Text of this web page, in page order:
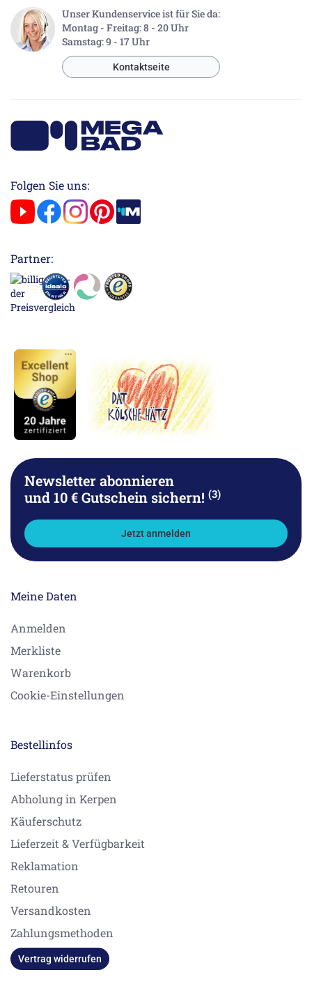
Unser Kundenservice ist für Sie da:
Montag - Freitag: 8 - 20 Uhr
Samstag: 9 - 17 Uhr
Kontaktseite
Folgen Sie uns:
Partner:
Newsletter abonnieren
und 10 € Gutschein sichern! (3)
Jetzt anmelden
Meine Daten
Anmelden
Merkliste
Warenkorb
Cookie-Einstellungen
Bestellinfos
Lieferstatus prüfen
Abholung in Kerpen
Käuferschutz
Lieferzeit & Verfügbarkeit
Reklamation
Retouren
Versandkosten
Zahlungsmethoden
Vertrag widerrufen